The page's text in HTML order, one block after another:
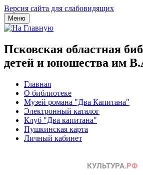
Версия сайта для слабовидящих
Меню
Псковская областная
детей и юношества им
Главная
О библиотеке
Музей романа "Два Капитана"
Электронный каталог
Клуб "Два капитана"
Пушкинская карта
Личный кабинет